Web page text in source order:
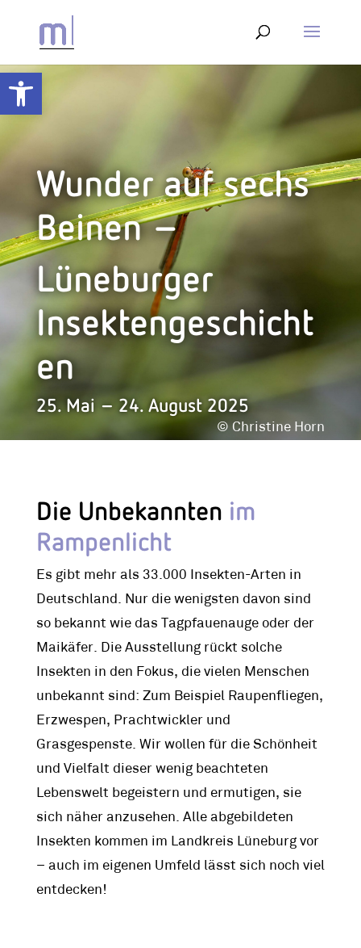
Werkzeugleiste öffnen
Wunder auf sechs
Beinen –
Lüneburger
Insektengeschicht
en
25. Mai – 24. August 2025
© Christine Horn
Die Unbekannten im
Rampenlicht
Es gibt mehr als 33.000 Insekten-Arten in
Deutschland. Nur die wenigsten davon sind
so bekannt wie das Tagpfauenauge oder der
Maikäfer. Die Ausstellung rückt solche
Insekten in den Fokus, die vielen Menschen
unbekannt sind: Zum Beispiel Raupenfliegen,
Erzwespen, Prachtwickler und
Grasgespenste. Wir wollen für die Schönheit
und Vielfalt dieser wenig beachteten
Lebenswelt begeistern und ermutigen, sie
sich näher anzusehen. Alle abgebildeten
Insekten kommen im Landkreis Lüneburg vor
– auch im eigenen Umfeld lässt sich noch viel
entdecken!